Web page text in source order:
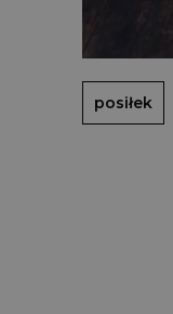
posiłek